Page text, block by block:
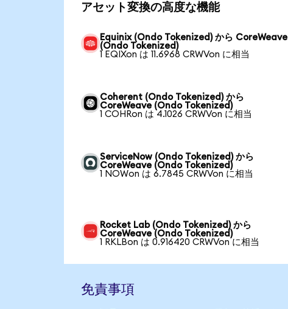
アセット変換の高度な機能
Equinix (Ondo Tokenized) から CoreWeave
(Ondo Tokenized)
1 EQIXon は 11.6968 CRWVon に相当
Coherent (Ondo Tokenized) から
CoreWeave (Ondo Tokenized)
1 COHRon は 4.1026 CRWVon に相当
ServiceNow (Ondo Tokenized) から
CoreWeave (Ondo Tokenized)
1 NOWon は 6.7845 CRWVon に相当
Rocket Lab (Ondo Tokenized) から
CoreWeave (Ondo Tokenized)
1 RKLBon は 0.916420 CRWVon に相当
免責事項